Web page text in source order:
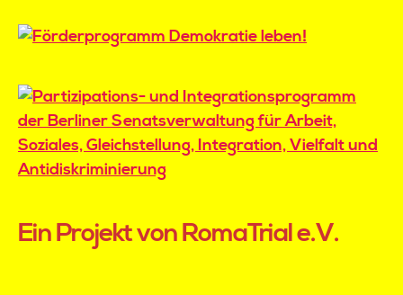
Ein Projekt von RomaTrial e.V.